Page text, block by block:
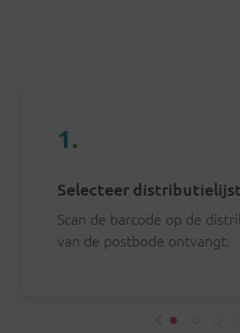
1.
Selecteer distributielijst
Scan de barcode op de
van de postbode ontvangt.